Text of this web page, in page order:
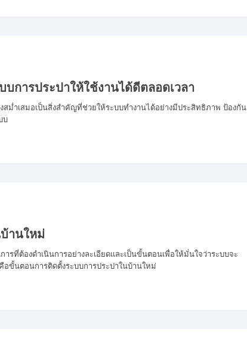
บการประปาให้ใช้งานได้ดีตลอดเวลา
สม่ำเสมอเป็นสิ่งสำคัญที่ช่วยให้ระบบทำงานได้อย่างมีประสิทธิภาพ ป้องกัน
บ
านใหม่
รที่ต้องดำเนินการอย่างละเอียดและเป็นขั้นตอนเพื่อให้มั่นใจว่าระบบจะ
ขั้นตอนการติดตั้งระบบการประปาในบ้านใหม่